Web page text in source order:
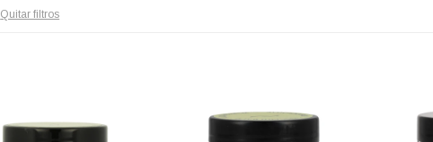
Quitar filtros